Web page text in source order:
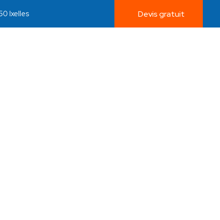
Ixelles Devis gratuit